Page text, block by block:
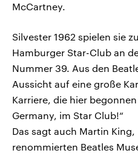
McCartney.
Silvester 1962 spielen sie
Hamburger Star-Club an
Nummer 39. Aus den
Aussicht auf eine große
Karriere, die hier
Germany, im Star Club!“
Das sagt auch Martin King,
renommierten Beatles